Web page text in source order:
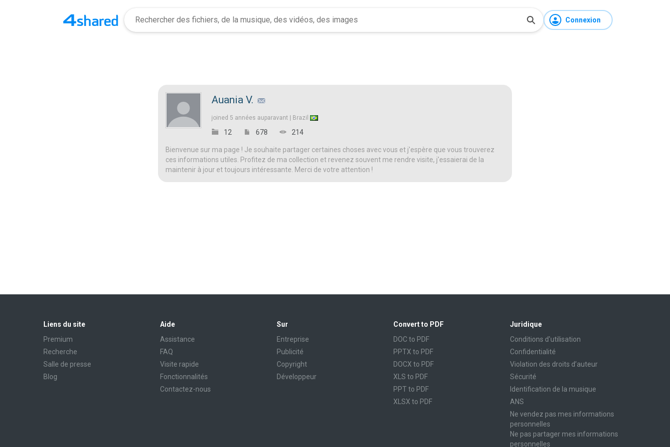
Connexion
Auania V.
joined 5 années auparavant | Brazil
12 678 214
Bienvenue sur ma page ! Je souhaite partager certaines choses avec vous et j'espère que vous trouverez
ces informations utiles. Profitez de ma collection et revenez souvent me rendre visite, j'essaierai de la
maintenir à jour et toujours intéressante. Merci de votre attention !
Liens du site
Premium
Recherche
Salle de presse
Blog
Aide
Assistance
FAQ
Visite rapide
Fonctionnalités
Contactez-nous
Sur
Entreprise
Publicité
Copyright
Développeur
Convert to PDF
DOC to PDF
PPTX to PDF
DOCX to PDF
XLS to PDF
PPT to PDF
XLSX to PDF
Juridique
Conditions d'utilisation
Confidentialité
Violation des droits d’auteur
Sécurité
Identification de la musique
ANS
Ne vendez pas mes informations
personnelles
Ne pas partager mes informations
personnelles